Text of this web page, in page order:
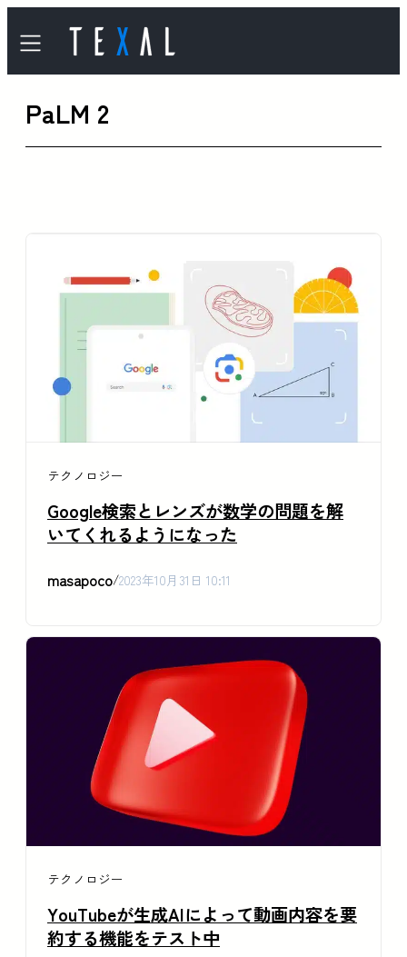
容
を
PaLM 2
テクノロジー
Google検索とレンズが数学の問題を解
いてくれるようになった
masapoco/2023年10月31日 10:11
テクノロジー
YouTubeが生成AIによって動画内容を要
約する機能をテスト中